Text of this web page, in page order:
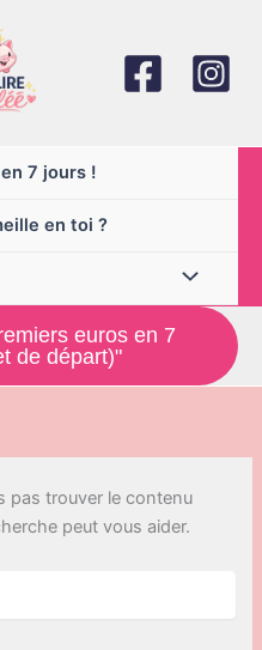
7 jours !
en toi ?
euros en 7
de départ)"
pas trouver le contenu
peut vous aider.